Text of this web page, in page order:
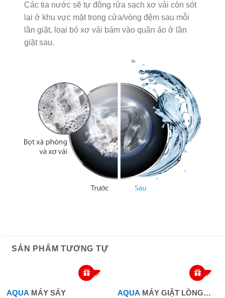
Các tia nước sẽ tự động rửa sạch xơ vải còn sót
lại ở khu vực mặt trong cửa/vòng đệm sau mỗi
lần giặt, loại bỏ xơ vải bám vào quần áo ở lần
giặt sau.
SẢN PHẨM TƯƠNG TỰ
-16%
AQUA MÁY SẤY
-24%
AQUA MÁY GIẶT LỒNG